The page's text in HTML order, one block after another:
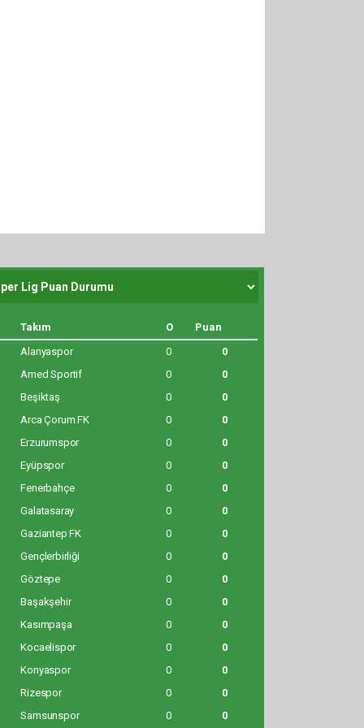
Takım O
Alanyaspor 0
0
Amed Sportif 0
0
Beşiktaş 0
0
Arca Çorum FK 0
0
Erzurumspor 0
0
Eyüpspor 0
0
Fenerbahçe 0
0
Galatasaray 0
0
Gaziantep FK 0
0
Gençlerbirliği 0
0
Göztepe 0
0
Başakşehir 0
0
Kasımpaşa 0
0
Kocaelispor 0
0
Konyaspor 0
0
Rizespor 0 0